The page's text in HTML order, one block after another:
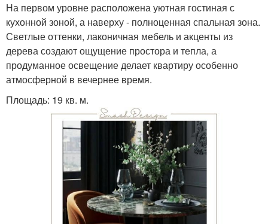
На первом уровне расположена уютная гостиная с
кухонной зоной, а наверху - полноценная спальная зона.
Светлые оттенки, лаконичная мебель и акценты из
дерева создают ощущение простора и тепла, а
продуманное освещение делает квартиру особенно
атмосферной в вечернее время.
Площадь: 19 кв. м.